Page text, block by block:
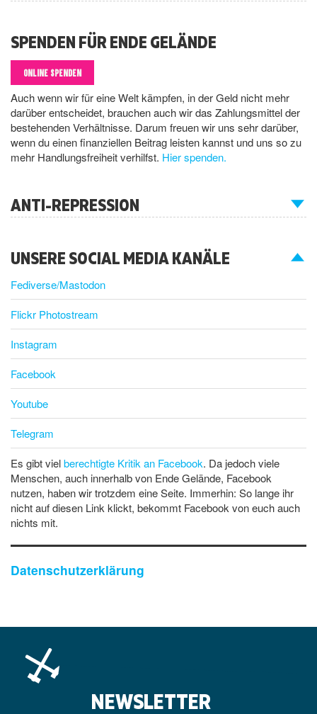
SPENDEN FÜR ENDE GELÄNDE
ONLINE SPENDEN
Auch wenn wir für eine Welt kämpfen, in der Geld nicht mehr
darüber entscheidet, brauchen auch wir das Zahlungsmittel der
bestehenden Verhältnisse. Darum freuen wir uns sehr darüber,
wenn du einen finanziellen Beitrag leisten kannst und uns so zu
mehr Handlungsfreiheit verhilfst. Hier spenden.
ANTI-REPRESSION
UNSERE SOCIAL MEDIA KANÄLE
Fediverse/Mastodon
Flickr Photostream
Instagram
Facebook
Youtube
Telegram
Es gibt vielberechtigte Kritik an Facebook. Da jedoch viele
Menschen, auch innerhalb von Ende Gelände, Facebook
nutzen, haben wir trotzdem eine Seite. Immerhin: So lange ihr
nicht auf diesen Link klickt, bekommt Facebook von euch auch
nichts mit.
Datenschutzerklärung
NEWSLETTER